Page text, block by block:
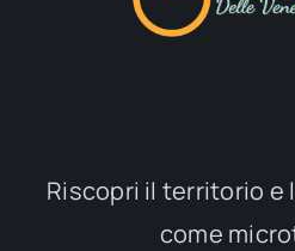
Riscopri il territorio e
come